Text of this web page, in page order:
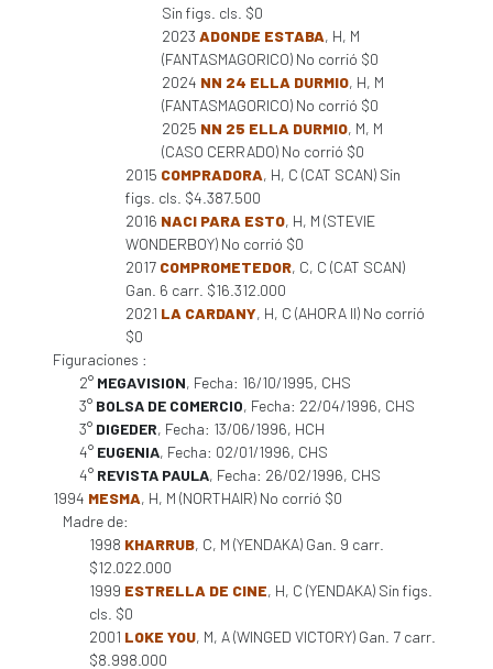
Sin figs. cls. $0
2023 ADONDE ESTABA, H, M
(FANTASMAGORICO) No corrió $0
2024 NN 24 ELLA DURMIO, H, M
(FANTASMAGORICO) No corrió $0
2025 NN 25 ELLA DURMIO, M, M
(CASO CERRADO) No corrió $0
2015 COMPRADORA, H, C (CAT SCAN) Sin
figs. cls. $4.387.500
2016 NACI PARA ESTO, H, M (STEVIE
WONDERBOY) No corrió $0
2017 COMPROMETEDOR, C, C (CAT SCAN)
Gan. 6 carr. $16.312.000
2021 LA CARDANY, H, C (AHORA II) No corrió
$0
Figuraciones :
2° MEGAVISION, Fecha: 16/10/1995, CHS
3° BOLSA DE COMERCIO, Fecha: 22/04/1996, CHS
3° DIGEDER, Fecha: 13/06/1996, HCH
4° EUGENIA, Fecha: 02/01/1996, CHS
4° REVISTA PAULA, Fecha: 26/02/1996, CHS
1994 MESMA, H, M (NORTHAIR) No corrió $0
Madre de:
1998 KHARRUB, C, M (YENDAKA) Gan. 9 carr.
$12.022.000
1999 ESTRELLA DE CINE, H, C (YENDAKA) Sin figs.
cls. $0
2001 LOKE YOU, M, A (WINGED VICTORY) Gan. 7 carr.
$8.998.000